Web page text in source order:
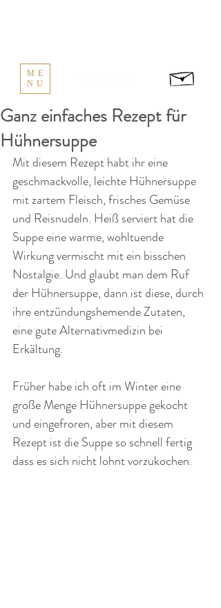
ME
NU
Ganz einfaches Rezept für
Hühnersuppe
Mit diesem Rezept habt ihr eine
geschmackvolle, leichte Hühnersuppe
mit zartem Fleisch, frisches Gemüse
und Reisnudeln. Heiß serviert hat die
Suppe eine warme, wohltuende
Wirkung vermischt mit ein bisschen
Nostalgie. Und glaubt man dem Ruf
der Hühnersuppe, dann ist diese, durch
ihre entzündungshemende Zutaten,
eine gute Alternativmedizin bei
Erkältung.
Früher habe ich oft im Winter eine
große Menge Hühnersuppe gekocht
und eingefroren, aber mit diesem
Rezept ist die Suppe so schnell fertig
dass es sich nicht lohnt vorzukochen.